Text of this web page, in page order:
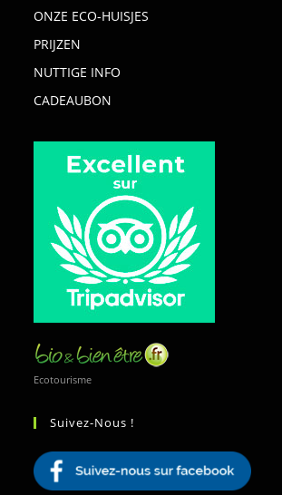
ONZE ECO-HUISJES
PRIJZEN
NUTTIGE INFO
CADEAUBON
Ecotourisme
Suivez-Nous !